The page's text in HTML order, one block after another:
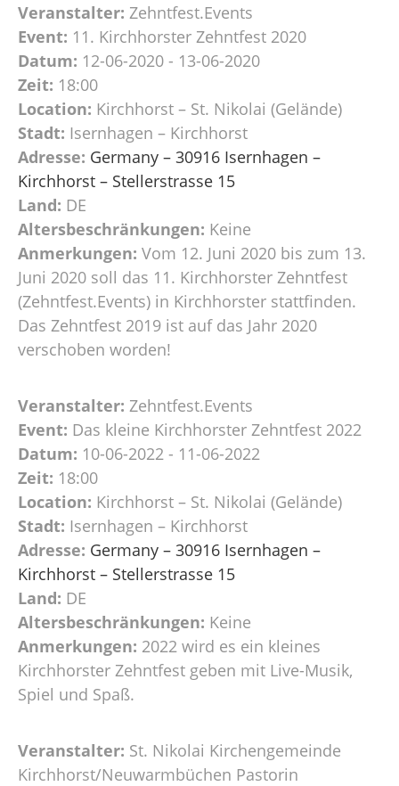
Veranstalter: Zehntfest.Events
Event: 11. Kirchhorster Zehntfest 2020
Datum: 12-06-2020 - 13-06-2020
Zeit: 18:00
Location: Kirchhorst – St. Nikolai (Gelände)
Stadt: Isernhagen – Kirchhorst
Adresse: Germany – 30916 Isernhagen –
Kirchhorst – Stellerstrasse 15
Land: DE
Altersbeschränkungen: Keine
Anmerkungen: Vom 12. Juni 2020 bis zum 13.
Juni 2020 soll das 11. Kirchhorster Zehntfest
(Zehntfest.Events) in Kirchhorster stattfinden.
Das Zehntfest 2019 ist auf das Jahr 2020
verschoben worden!
Veranstalter: Zehntfest.Events
Event: Das kleine Kirchhorster Zehntfest 2022
Datum: 10-06-2022 - 11-06-2022
Zeit: 18:00
Location: Kirchhorst – St. Nikolai (Gelände)
Stadt: Isernhagen – Kirchhorst
Adresse: Germany – 30916 Isernhagen –
Kirchhorst – Stellerstrasse 15
Land: DE
Altersbeschränkungen: Keine
Anmerkungen: 2022 wird es ein kleines
Kirchhorster Zehntfest geben mit Live-Musik,
Spiel und Spaß.
Veranstalter: St. Nikolai Kirchengemeinde
Kirchhorst/Neuwarmbüchen Pastorin